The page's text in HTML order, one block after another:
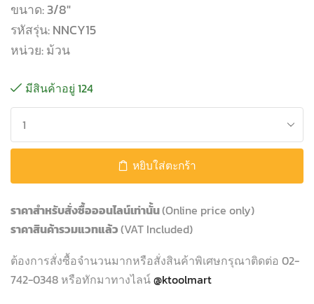
ขนาด: 3/8″
รหัสรุ่น: NNCY15
หน่วย: ม้วน
มีสินค้าอยู่ 124
หยิบใส่ตะกร้า
ราคาสำหรับสั่งซื้อออนไลน์เท่านั้น(Online price only)
ราคาสินค้ารวมแวทแล้ว(VAT Included)
ต้องการสั่งซื้อจำนวนมากหรือสั่งสินค้าพิเศษกรุณาติดต่อ 02-
742-0348 หรือทักมาทางไลน์@ktoolmart